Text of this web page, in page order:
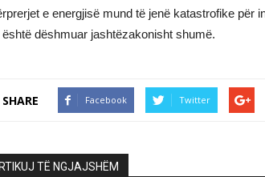
e energjisë mund të jenë katastrofike për
është dëshmuar jashtëzakonisht shumë.
SHARE Facebook Twitter
TË NGJAJSHËM